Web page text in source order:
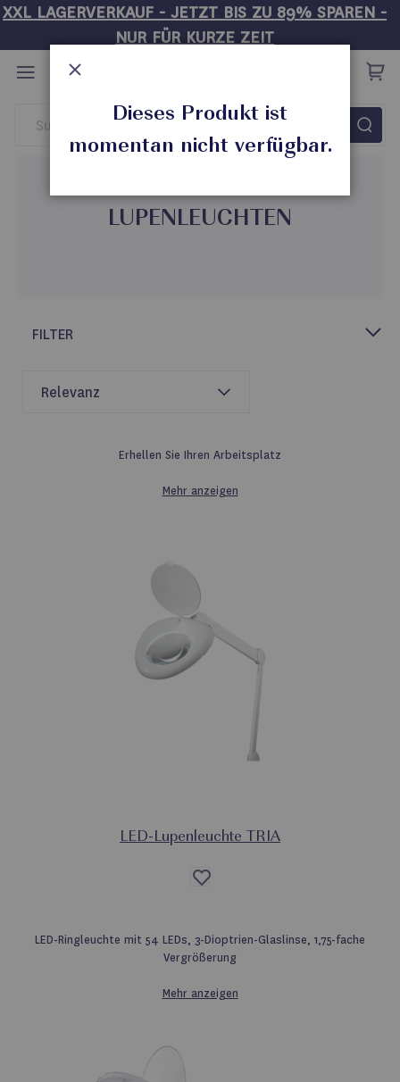
XXL LAGERVERKAUF - JETZT BIS ZU 89% SPAREN -
NUR FÜR KURZE ZEIT
Startseite
LUPENLEUCHTEN
FILTER
Erhellen Sie Ihren Arbeitsplatz
Mehr anzeigen
LED-Lupenleuchte TRIA
Auf
die
LED-Ringleuchte mit 54 LEDs, 3-Dioptrien-Glaslinse, 1,75-fache
Vergrößerung
Mehr anzeigen
Dieses Produkt ist
momentan nicht verfügbar.